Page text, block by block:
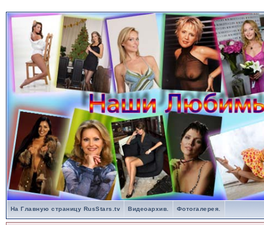
На Главную страницу RusStars.tv Видеоархив. Фотогалерея.